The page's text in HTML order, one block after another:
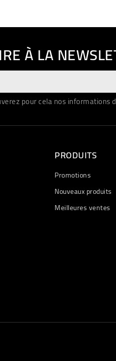
À LA
pour cela nos
PRODUITS
Promotions
Nouveaux produits
Meilleures ventes